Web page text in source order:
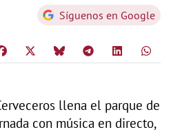
Síguenos en Google
llena el parque de
con música en directo,